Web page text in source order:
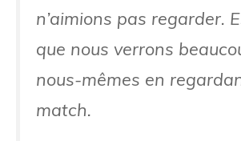
n’aimions pas regarder.
que nous verrons
nous-mêmes en
match.